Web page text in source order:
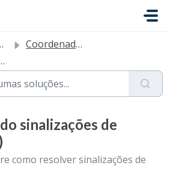
Coordenadores
sinalizações de
como resolver sinalizações de